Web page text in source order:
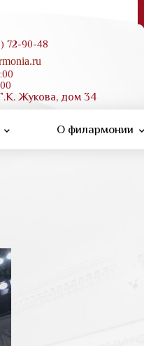
72-90-48
Жукова, дом 34
О филармонии